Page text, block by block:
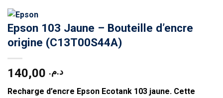
Epson 103 Jaune – Bouteille d’encre
origine (C13T00S44A)
د.م.
Recharge d’encre Epson Ecotank 103 jaune. Cette